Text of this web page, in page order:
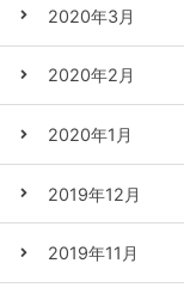
2020年3月
2020年2月
2020年1月
2019年12月
2019年11月